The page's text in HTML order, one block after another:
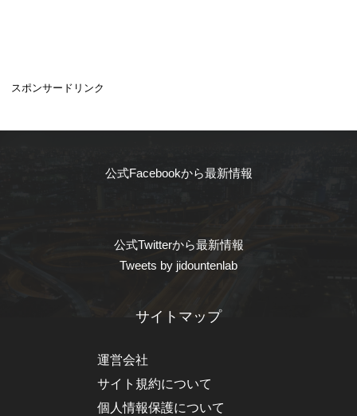
スポンサードリンク
公式Facebookから最新情報
公式Twitterから最新情報
Tweets by jidountenlab
サイトマップ
運営会社
サイト規約について
個人情報保護について